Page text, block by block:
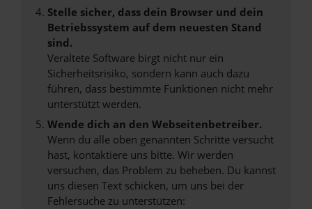
Stelle sicher, dass dein Browser und dein
Betriebssystem auf dem neuesten Stand
sind.
Veraltete Software birgt nicht nur ein
Sicherheitsrisiko, sondern kann auch dazu
führen, dass bestimmte Funktionen nicht mehr
unterstützt werden.
Wende dich an den Webseitenbetreiber.
Wenn du alle oben genannten Schritte versucht
hast, kontaktiere uns bitte. Wir werden
versuchen, das Problem zu beheben. Du kannst
uns diesen Text schicken, um uns bei der
Fehlersuche zu unterstützen: